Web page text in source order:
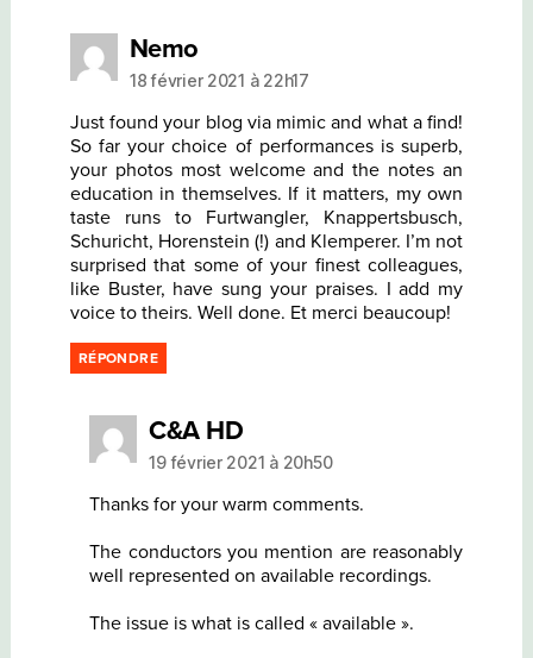
Nemodit :
18 février 2021 à 22h17
Just found your blog via mimic and what a find!
So far your choice of performances is superb,
your photos most welcome and the notes an
education in themselves. If it matters, my own
taste runs to Furtwangler, Knappertsbusch,
Schuricht, Horenstein (!) and Klemperer. I’m not
surprised that some of your finest colleagues,
like Buster, have sung your praises. I add my
voice to theirs. Well done. Et merci beaucoup!
RÉPONDRE
C&A HDdit :
19 février 2021 à 20h50
Thanks for your warm comments.
The conductors you mention are reasonably
well represented on available recordings.
The issue is what is called « available ».